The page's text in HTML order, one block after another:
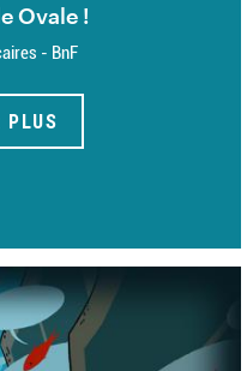
Ovale !
- BnF
PLUS